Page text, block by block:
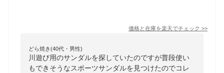
価格と在庫を楽天でチェック >>
どら焼き(40代・男性)
川遊び用のサンダルを探していたのですが普段使い
もできそうなスポーツサンダルを見つけたのでコレ